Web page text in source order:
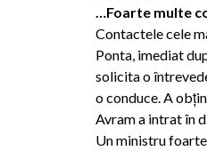
…Foarte multe
Contactele cele
Ponta, imediat
solicita o
o conduce. A
Avram a intrat în
Un ministru